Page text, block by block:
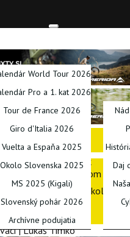
World Tour 2026
Pro a 1. kat 2026
Tour de France 2026
Giro d'Italia 2026
Vuelta a Espaňa 2025
Okolo Slovenska 2025
MS 2025 (Kigali)
Slovenský pohár 2026
Archívne podujatia
Daj
Kubišove vypletené koleso
| Lukáš Timko